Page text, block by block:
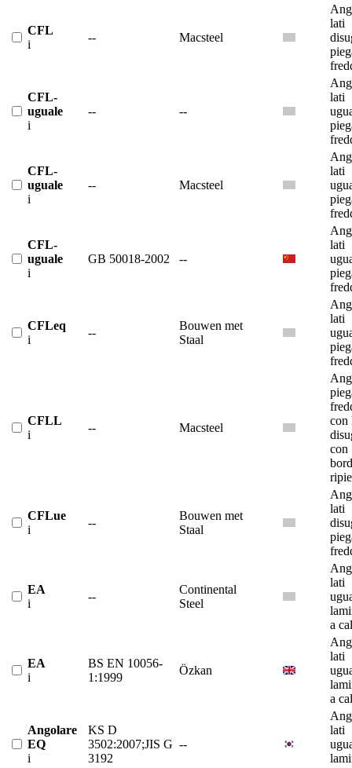
CFL
i
-- Macsteel
lati
CFL-
uguale
i
-- --
lati
CFL-
uguale
i
-- Macsteel
lati
CFL-
uguale
i
GB 50018-2002 --
lati
CFLeq
i
--
Bouwen met
Staal
lati
CFLL
i
-- Macsteel
con
con
CFLue
i
--
Bouwen met
Staal
lati
EA
i
--
Continental
Steel
lati
a
EA
i
BS EN 10056-
1:1999
Özkan
lati
a
Angolare
EQ
i
KS D
3502:2007;JIS G
3192
--
lati